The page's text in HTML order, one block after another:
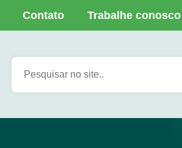
Contato Trabalhe conosco